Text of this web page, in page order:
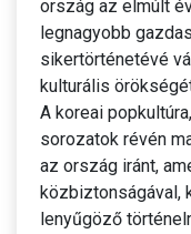
ország az elmúlt
legnagyobb
sikertörténetévé
kulturális
A koreai
sorozatok révén
az ország iránt,
közbiztonságával,
lenyűgöző